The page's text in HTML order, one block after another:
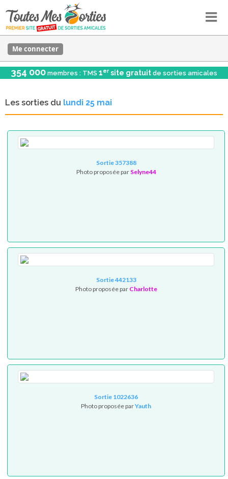
Me connecter
354 000 membres : TMS 1er site gratuit de sorties amicales
Les sorties du lundi 25 mai
Sortie 357388
Photo proposée par Selyne44
Sortie 442133
Photo proposée par Charlotte
Sortie 1022636
Photo proposée parYauth